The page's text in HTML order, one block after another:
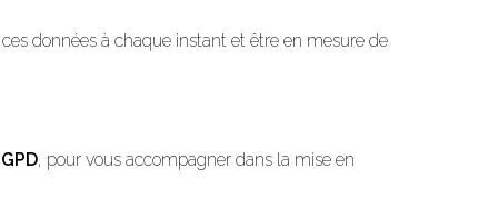
données à chaque instant et être en mesure de
, pour vous accompagner dans la mise en